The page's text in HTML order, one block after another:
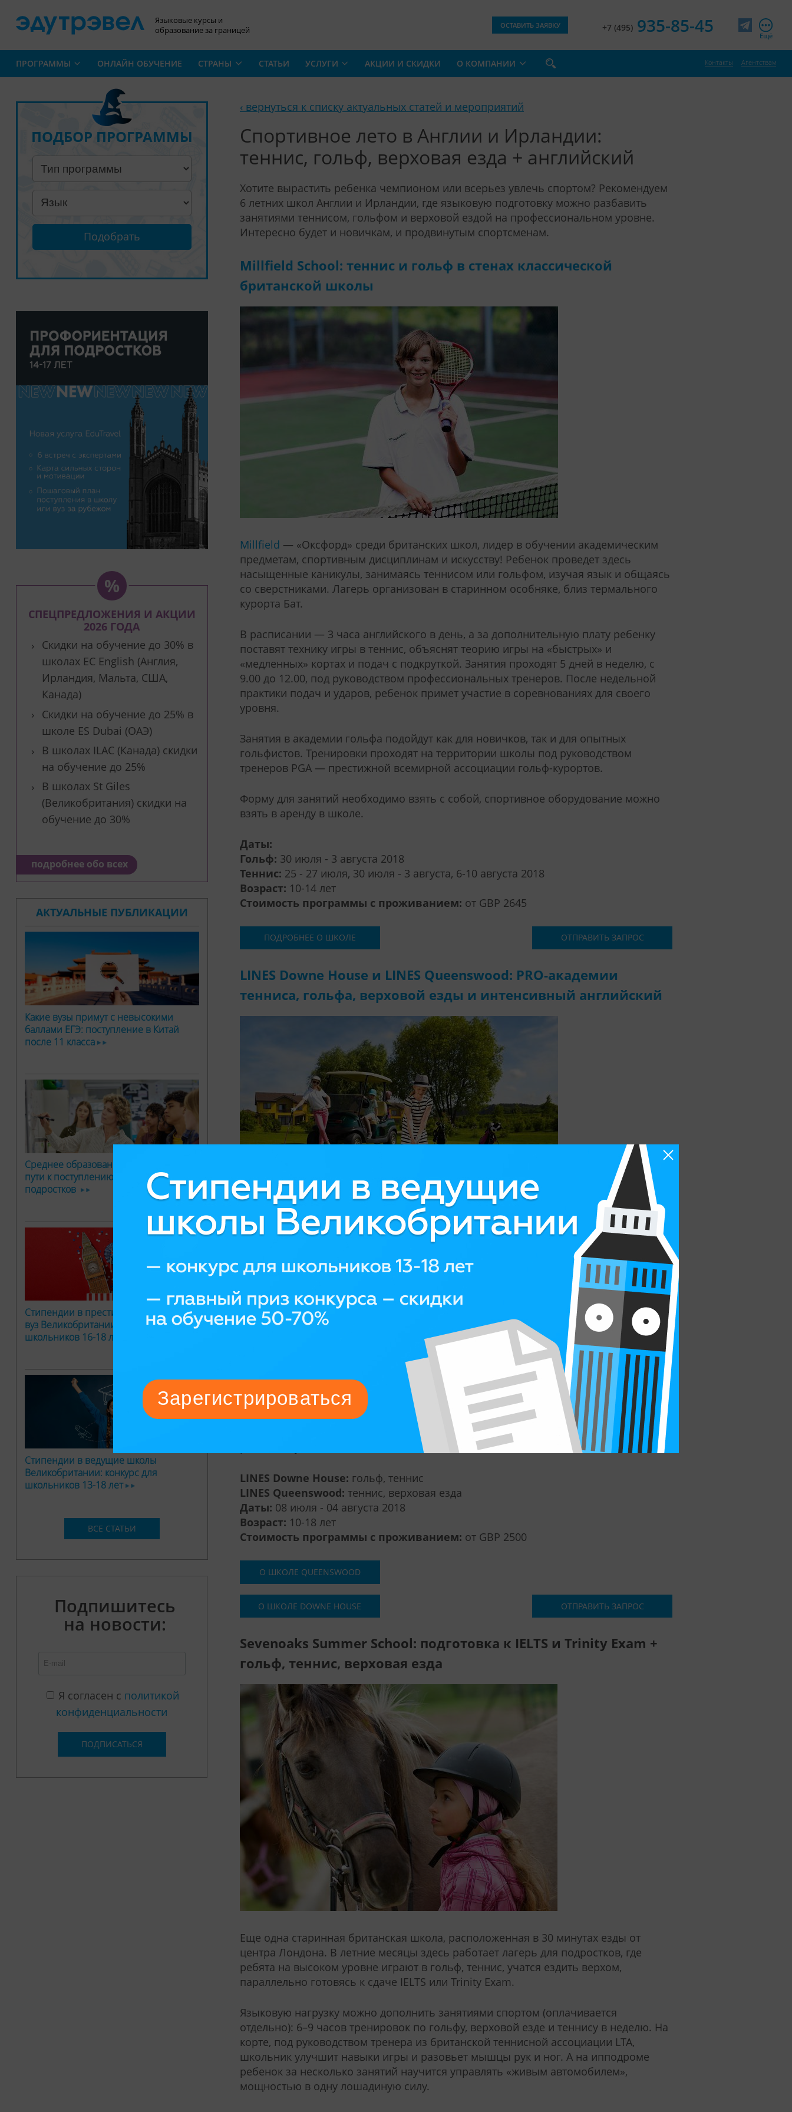
Языковые курсы и
образование за границей
ОСТАВИТЬ ЗАЯВКУ +7 (495) 935-85-45 Ещё
ПРОГРАММЫ ОНЛАЙН ОБУЧЕНИЕ СТРАНЫ СТАТЬИ УСЛУГИ АКЦИИ И СКИДКИ О КОМПАНИИ Контакты Агентствам
‹ вернуться к списку актуальных статей и мероприятий
Спортивное лето в Англии и Ирландии:
теннис, гольф, верховая езда + английский
Хотите вырастить ребенка чемпионом или всерьез увлечь спортом? Рекомендуем
6 летних школ Англии и Ирландии, где языковую подготовку можно разбавить
занятиями теннисом, гольфом и верховой ездой на профессиональном уровне.
Интересно будет и новичкам, и продвинутым спортсменам.
Millfield School: теннис и гольф в стенах классической
британской школы
Millfield — «Оксфорд» среди британских школ, лидер в обучении академическим
предметам, спортивным дисциплинам и искусству! Ребенок проведет здесь
насыщенные каникулы, занимаясь теннисом или гольфом, изучая язык и общаясь
со сверстниками. Лагерь организован в старинном особняке, близ термального
курорта Бат.
В расписании — 3 часа английского в день, а за дополнительную плату ребенку
поставят технику игры в теннис, объяснят теорию игры на «быстрых» и
«медленных» кортах и подач с подкруткой. Занятия проходят 5 дней в неделю, с
9.00 до 12.00, под руководством профессиональных тренеров. После недельной
практики подач и ударов, ребенок примет участие в соревнованиях для своего
уровня.
Занятия в академии гольфа подойдут как для новичков, так и для опытных
гольфистов. Тренировки проходят на территории школы под руководством
тренеров PGA — престижной всемирной ассоциации гольф-курортов.
Форму для занятий необходимо взять с собой, спортивное оборудование можно
взять в аренду в школе.
Даты:
Гольф: 30 июля - 3 августа 2018
Теннис: 25 - 27 июля, 30 июля - 3 августа, 6-10 августа 2018
Возраст: 10-14 лет
Стоимость программы с проживанием: от GBP 2645
ПОДРОБНЕЕ О ШКОЛЕ ОТПРАВИТЬ ЗАПРОС
LINES Downe House и LINES Queenswood: PRO-академии
тенниса, гольфа, верховой езды и интенсивный английский
В летних лагерях LINES школьник попробует себя в профессиональном теннисе,
гольфе, верховой езде, а еще интенсивно позанимается английским. Лагеря LINES
проводятся на базе британских средних школ, расположенных в живописной
сельской Англии.
В расписании — по 8 уроков английского ежедневно, в также гольф, теннис или
верховая езда на PRO-уровне. В неделю у ребенка будет 8 часов активных
тренировок с лучшими тренерами Англии — их подбору в LINES уделяют особое
внимание. Теннисом ребята занимаются с тренерами Gosling Centre, гольфом — в
Golf Academy, а верховой ездой — в конно-спортивной школе Trent Park Equestrian
Centre.
Занятия проходят на английском, что усилит словарный запас ребенка
спортивными терминами и сленгом, а также научит воспринимать английскую
LINES Downe House: гольф, теннис
LINES Queenswood: теннис, верховая езда
Даты: 08 июля - 04 августа 2018
Возраст: 10-18 лет
Стоимость программы с проживанием: от GBP 2500
О ШКОЛЕ QUEENSWOOD
О ШКОЛЕ DOWNE HOUSE ОТПРАВИТЬ ЗАПРОС
Sevenoaks Summer School: подготовка к IELTS и Trinity Exam +
гольф, теннис, верховая езда
Еще одна старинная британская школа, расположенная в 30 минутах езды от
центра Лондона. В летние месяцы здесь работает лагерь для подростков, где
ребята на высоком уровне играют в гольф, теннис, учатся ездить верхом,
параллельно готовясь к сдаче IELTS или Trinity Exam.
Языковую нагрузку можно дополнить занятиями спортом (оплачивается
отдельно): 6–9 часов тренировок по гольфу, верховой езде и теннису в неделю. На
корте, под руководством тренера из британской теннисной ассоциации LTA,
школьник улучшит навыки игры и разовьет мышцы рук и ног. А на ипподроме
ребенок за несколько занятий научится управлять «живым автомобилем»,
мощностью в одну лошадиную силу.
ПОДБОР ПРОГРАММЫ
Подобрать
СПЕЦПРЕДЛОЖЕНИЯ И АКЦИИ
2026 ГОДА
Скидки на обучение до 30% в
школах EC English (Англия,
Ирландия, Мальта, США,
Канада)
Скидки на обучение до 25% в
школе ES Dubai (ОАЭ)
В школах ILAC (Канада) скидки
на обучение до 25%
В школах St Giles
(Великобритания) скидки на
обучение до 30%
подробнее обо всех
АКТУАЛЬНЫЕ ПУБЛИКАЦИИ
Какие вузы примут с невысокими
баллами ЕГЭ: поступление в Китай
после 11 класса
Среднее образование за рубежом: два
пути к поступлению в вуз для
подростков
Стипендии в престижный творческий
вуз Великобритании: конкурс для
школьников 16-18 лет
Стипендии в ведущие школы
Великобритании: конкурс для
школьников 13-18 лет
ВСЕ СТАТЬИ
Подпишитесь
на новости:
Я согласен с политикой
конфиденциальности
ПОДПИСАТЬСЯ